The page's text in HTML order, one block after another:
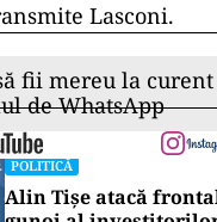
Lasconi.
fii mereu la
de WhatsApp
POLITICĂ
Alin Tișe atacă